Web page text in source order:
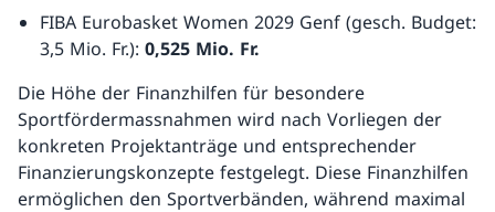
FIBA Eurobasket Women 2029 Genf (gesch. Budget:
3,5 Mio. Fr.): 0,525 Mio. Fr.
Die Höhe der Finanzhilfen für besondere
Sportfördermassnahmen wird nach Vorliegen der
konkreten Projektanträge und entsprechender
Finanzierungskonzepte festgelegt. Diese Finanzhilfen
ermöglichen den Sportverbänden, während maximal